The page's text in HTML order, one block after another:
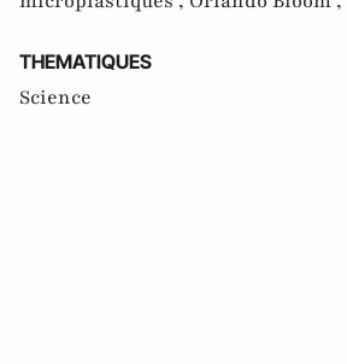
THEMATIQUES
Science